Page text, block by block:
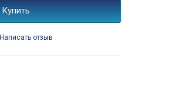
Купить
Написать отзыв